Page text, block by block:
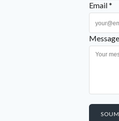
Email *